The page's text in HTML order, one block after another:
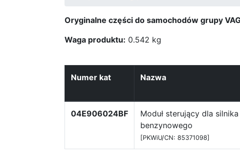
Oryginalne części do samochodów grupy
Waga produktu: 0.542 kg
Numer kat Nazwa
04E906024BF
Moduł sterujący dla silnika
benzynowego
[PKWiU/CN: 85371098]